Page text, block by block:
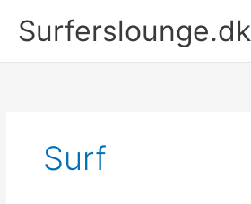
Surferslounge.dk
Surf